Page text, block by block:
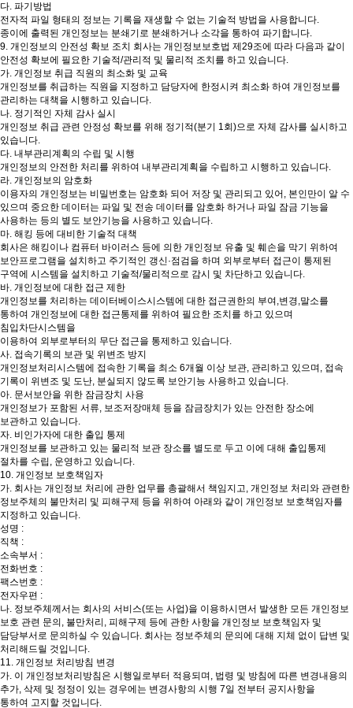
다. 파기방법
전자적 파일 형태의 정보는 기록을 재생할 수 없는 기술적 방법을 사용합니다.
종이에 출력된 개인정보는 분쇄기로 분쇄하거나 소각을 통하여 파기합니다.
9. 개인정보의 안전성 확보 조치 회사는 개인정보보호법 제29조에 따라 다음과 같이
안전성 확보에 필요한 기술적/관리적 및 물리적 조치를 하고 있습니다.
가. 개인정보 취급 직원의 최소화 및 교육
개인정보를 취급하는 직원을 지정하고 담당자에 한정시켜 최소화 하여 개인정보를
관리하는 대책을 시행하고 있습니다.
나. 정기적인 자체 감사 실시
개인정보 취급 관련 안정성 확보를 위해 정기적(분기 1회)으로 자체 감사를 실시하고
있습니다.
다. 내부관리계획의 수립 및 시행
개인정보의 안전한 처리를 위하여 내부관리계획을 수립하고 시행하고 있습니다.
라. 개인정보의 암호화
이용자의 개인정보는 비밀번호는 암호화 되어 저장 및 관리되고 있어, 본인만이 알 수
있으며 중요한 데이터는 파일 및 전송 데이터를 암호화 하거나 파일 잠금 기능을
사용하는 등의 별도 보안기능을 사용하고 있습니다.
마. 해킹 등에 대비한 기술적 대책
회사은 해킹이나 컴퓨터 바이러스 등에 의한 개인정보 유출 및 훼손을 막기 위하여
보안프로그램을 설치하고 주기적인 갱신·점검을 하며 외부로부터 접근이 통제된
구역에 시스템을 설치하고 기술적/물리적으로 감시 및 차단하고 있습니다.
바. 개인정보에 대한 접근 제한
개인정보를 처리하는 데이터베이스시스템에 대한 접근권한의 부여,변경,말소를
통하여 개인정보에 대한 접근통제를 위하여 필요한 조치를 하고 있으며
침입차단시스템을
이용하여 외부로부터의 무단 접근을 통제하고 있습니다.
사. 접속기록의 보관 및 위변조 방지
개인정보처리시스템에 접속한 기록을 최소 6개월 이상 보관, 관리하고 있으며, 접속
기록이 위변조 및 도난, 분실되지 않도록 보안기능 사용하고 있습니다.
아. 문서보안을 위한 잠금장치 사용
개인정보가 포함된 서류, 보조저장매체 등을 잠금장치가 있는 안전한 장소에
보관하고 있습니다.
자. 비인가자에 대한 출입 통제
개인정보를 보관하고 있는 물리적 보관 장소를 별도로 두고 이에 대해 출입통제
절차를 수립, 운영하고 있습니다.
10. 개인정보 보호책임자
가. 회사는 개인정보 처리에 관한 업무를 총괄해서 책임지고, 개인정보 처리와 관련한
정보주체의 불만처리 및 피해구제 등을 위하여 아래와 같이 개인정보 보호책임자를
지정하고 있습니다.
성명 :
직책 :
소속부서 :
전화번호 :
팩스번호 :
전자우편 :
나. 정보주체께서는 회사의 서비스(또는 사업)을 이용하시면서 발생한 모든 개인정보
보호 관련 문의, 불만처리, 피해구제 등에 관한 사항을 개인정보 보호책임자 및
담당부서로 문의하실 수 있습니다. 회사는 정보주체의 문의에 대해 지체 없이 답변 및
처리해드릴 것입니다.
11. 개인정보 처리방침 변경
가. 이 개인정보처리방침은 시행일로부터 적용되며, 법령 및 방침에 따른 변경내용의
추가, 삭제 및 정정이 있는 경우에는 변경사항의 시행 7일 전부터 공지사항을
통하여 고지할 것입니다.